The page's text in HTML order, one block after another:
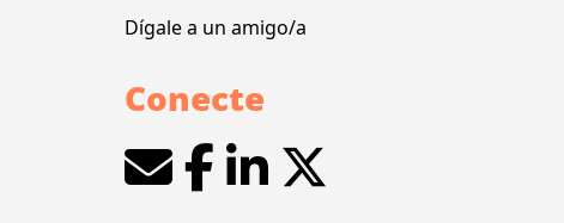
Dígale a un amigo/a
Conecte